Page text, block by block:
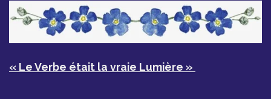
« Le Verbe était la vraie Lumière »